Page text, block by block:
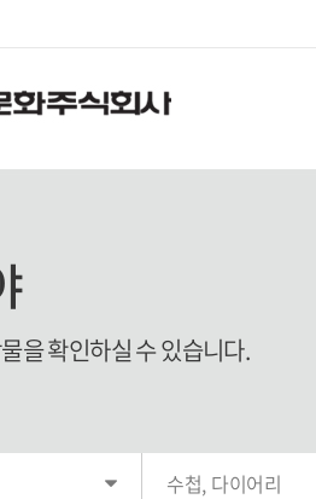
을 확인하실 수 있습니다.
수첩, 다이어리